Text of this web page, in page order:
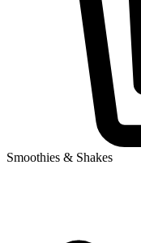
Smoothies & Shakes